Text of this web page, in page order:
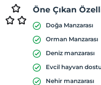
Öne Çıkan
Doğa Manzarası
Orman Manzarası
Deniz manzarası
Evcil hayvan
Nehir manzarası